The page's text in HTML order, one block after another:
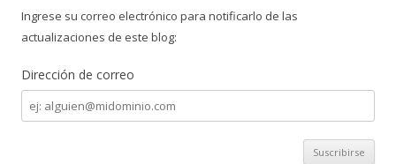
Ingrese su correo electrónico para notificarlo de las
actualizaciones de este blog:
Dirección de correo
Dirección
de
correo